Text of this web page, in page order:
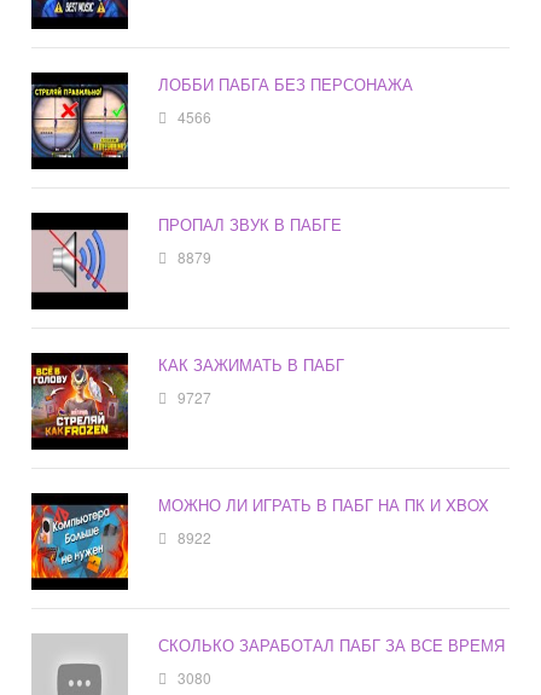
ЛОББИ ПАБГА БЕЗ ПЕРСОНАЖА
4566
ПРОПАЛ ЗВУК В ПАБГЕ
8879
КАК ЗАЖИМАТЬ В ПАБГ
9727
МОЖНО ЛИ ИГРАТЬ В ПАБГ НА ПК И XBOX
8922
СКОЛЬКО ЗАРАБОТАЛ ПАБГ ЗА ВСЕ ВРЕМЯ
3080